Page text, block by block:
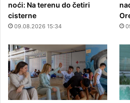
noći: Na terenu do četiri
cisterne
09.08.2026 15:34